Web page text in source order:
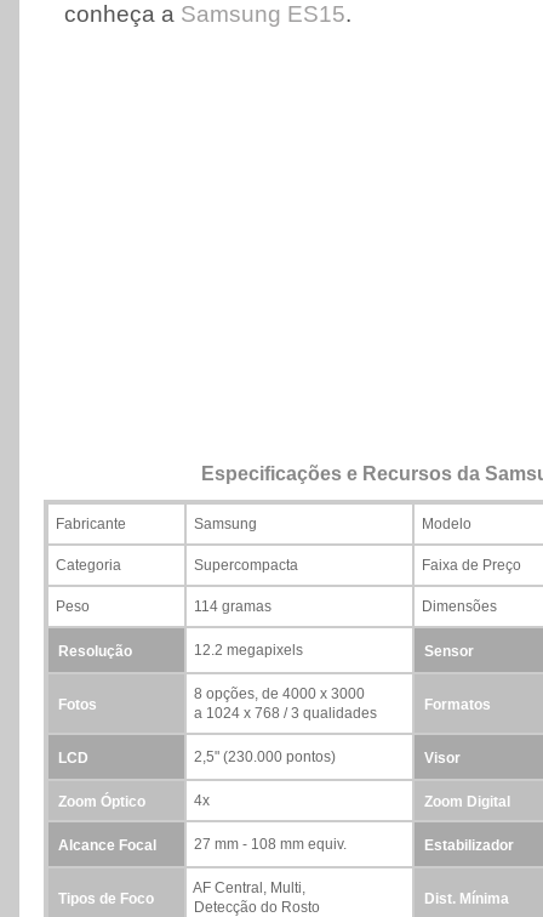
conheça a Samsung ES15.
Especificações e Recursos da
Fabricante Samsung Modelo
Categoria Supercompacta Faixa de Preço
Peso 114 gramas Dimensões
Resolução 12.2 megapixels Sensor
Fotos
8 opções, de 4000 x 3000
a 1024 x 768 / 3 qualidades
Formatos
LCD 2,5" (230.000 pontos) Visor
Zoom Óptico 4x Zoom Digital
Alcance Focal 27 mm - 108 mm equiv. Estabilizador
Tipos de Foco
AF Central, Multi,
Detecção do Rosto
Dist. Mínima